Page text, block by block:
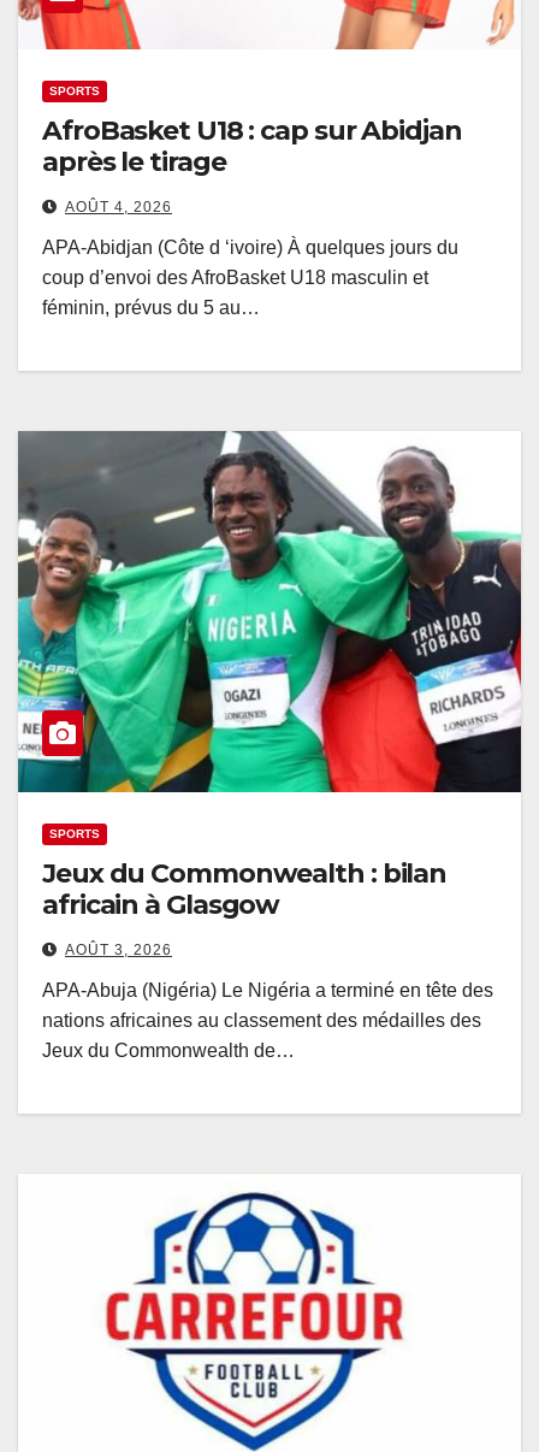
SPORTS
AfroBasket U18 : cap sur Abidjan
après le tirage
AOÛT 4, 2026
APA-Abidjan (Côte d ‘ivoire) À quelques jours du
coup d’envoi des AfroBasket U18 masculin et
féminin, prévus du 5 au…
SPORTS
Jeux du Commonwealth : bilan
africain à Glasgow
AOÛT 3, 2026
APA-Abuja (Nigéria) Le Nigéria a terminé en tête des
nations africaines au classement des médailles des
Jeux du Commonwealth de…